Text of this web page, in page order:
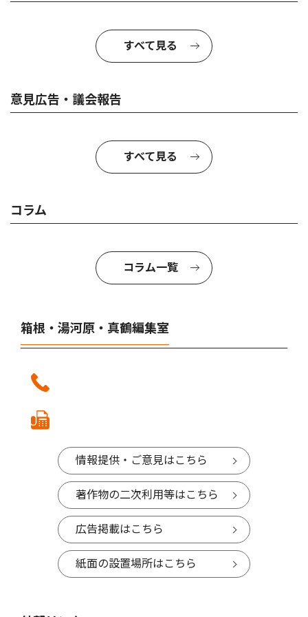
すべて見る
意見広告・議会報告
すべて見る
コラム
コラム一覧
箱根・湯河原・真鶴編集室
情報提供・ご意見はこちら
著作物の二次利用等はこちら
広告掲載はこちら
紙面の設置場所はこちら